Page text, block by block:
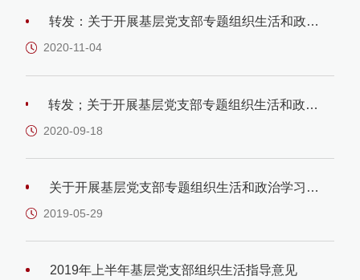
转发：关于开展基层党支部专题组织生活和政治
2020-11-04
转发；关于开展基层党支部专题组织生活和政治
2020-09-18
关于开展基层党支部专题组织生活和政治学习要
2019-05-29
2019年上半年基层党支部组织生活指导意见